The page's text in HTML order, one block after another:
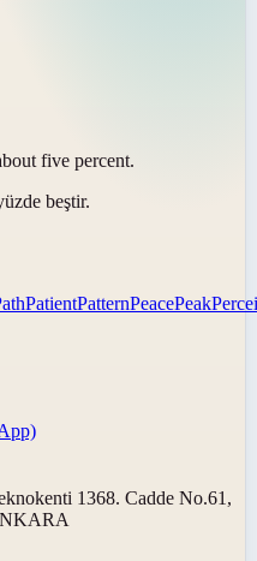
five percent.
beştir.
PatientPatternPeacePeak
1368. Cadde No.61,